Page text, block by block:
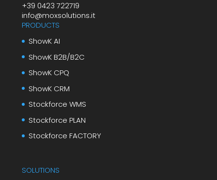
+39 0423 722719
info@moxsolutions.it
PRODUCTS
ShowK AI
ShowK B2B/B2C
ShowK CPQ
ShowK CRM
Stockforce WMS
Stockforce PLAN
Stockforce FACTORY
SOLUTIONS